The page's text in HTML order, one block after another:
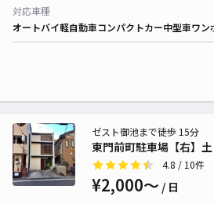
対応車種
オートバイ軽自動車コンパクトカー中型車ワン
東門前町駐車場【右】
ゼスト御池まで徒歩 15分
4.8 / 10件
¥2,000〜 / 日